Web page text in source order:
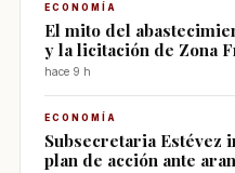
ECONOMÍA
El mito del
y la licitación de Zona
hace 9 h
ECONOMÍA
Subsecretaria Estévez
plan de acción ante